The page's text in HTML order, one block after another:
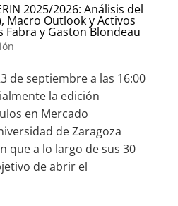
2025/2026: Análisis del
Macro Outlook y Activos
y Gaston Blondeau
de septiembre a las 16:00
la edición
en Mercado
de Zaragoza
que a lo largo de sus 30
de abrir el